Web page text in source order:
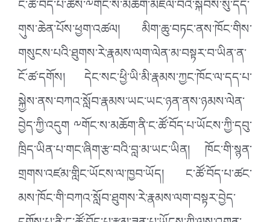
ང་ཚོ་བོད་པ་ཚོས་༸གོང་ས་མཆོག་མཇལ་བའི་སྐབས་སུ་དད་
གུས་ཆེན་པོས་ཕྱག་འཚལ། མིག་ཆུ་བཏང་ནས་ཁོང་གིས་
གསུངས་པའི་ཐུགས་རེ་རྣམས་ལག་ལེན་མ་བསྟར་བ་ཡིན་ན་
ངོ་ཚ་དགོས། དེང་སང་ཕྱི་ཡི་མི་རྣམས་ཀྱང་ཁོང་ལ་དད་པ་
སྐྱེས་ནས་བཀའ་སློབ་རྣམས་ཡང་ཡང་ཉན་ནས་ཉམས་ལེན་
བྱེད་ཀྱི་འདུག ༸གོང་ས་མཆོག་ནི་ང་ཚོ་བོད་པ་ཡོངས་ཀྱི་དབུ་
ཁྲིད་ཡིན་པ་གང་ཞིག་རྩ་བའི་བླ་མ་ཡང་ཡིན། ཁོང་གི་སྙན་
གྲགས་འཛམ་གླིང་ཡོངས་ལ་ཁྱབ་ཡོད། ང་ཚོ་བོད་པ་ཚང་
མས་ཁོང་གི་བཀའ་སློབ་ཐུགས་རེ་རྣམས་ལག་བསྟར་བྱེད་